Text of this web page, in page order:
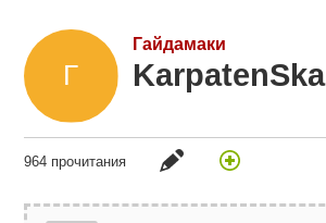
Гайдамаки
KarpatenSka
964 прочитания